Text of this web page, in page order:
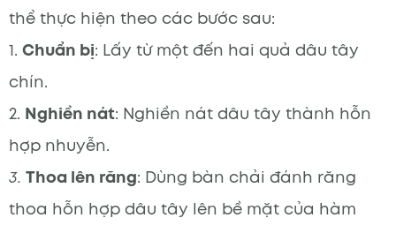
thể thực hiện theo các bước sau:
1. Chuẩn bị: Lấy từ một đến hai quả dâu tây
chín.
2. Nghiền nát: Nghiền nát dâu tây thành hỗn
hợp nhuyễn.
3. Thoa lên răng: Dùng bàn chải đánh răng
thoa hỗn hợp dâu tây lên bề mặt của hàm